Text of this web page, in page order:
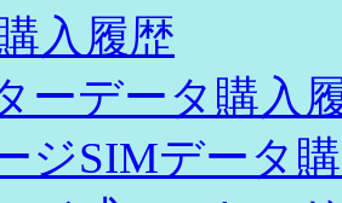
入履歴
ーデータ購入
ジSIMデータ